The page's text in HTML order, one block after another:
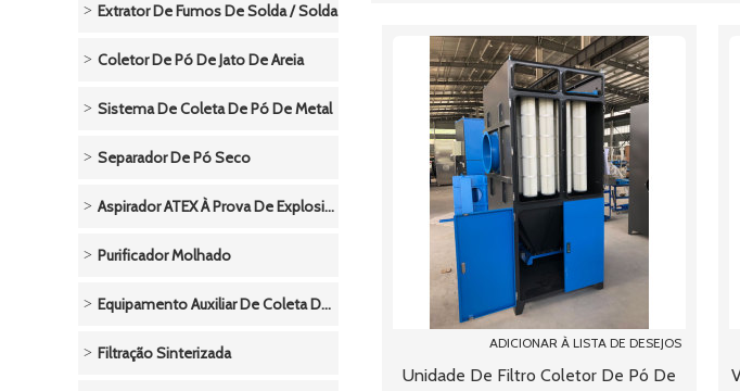
Extrator De Fumos De Solda / Solda
Coletor De Pó De Jato De Areia
Sistema De Coleta De Pó De Metal
Separador De Pó Seco
Aspirador ATEX À Prova De Explosivos - Pneumático
Purificador Molhado
Equipamento Auxiliar De Coleta De Pó
Filtração Sinterizada
ADICIONAR À LISTA DE DESEJOS
Unidade De Filtro Coletor De Pó De